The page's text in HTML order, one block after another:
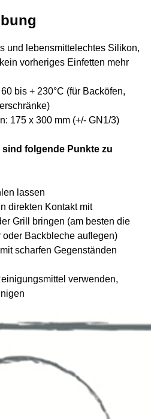
und lebensmittelechtes Silikon,
vorheriges Einfetten mehr
bis + 230°C (für Backöfen,
175 x 300 mm (+/- GN1/3)
folgende Punkte zu
lassen
direkten Kontakt mit
Grill bringen (am besten die
oder Backbleche auflegen)
scharfen Gegenständen
verwenden,